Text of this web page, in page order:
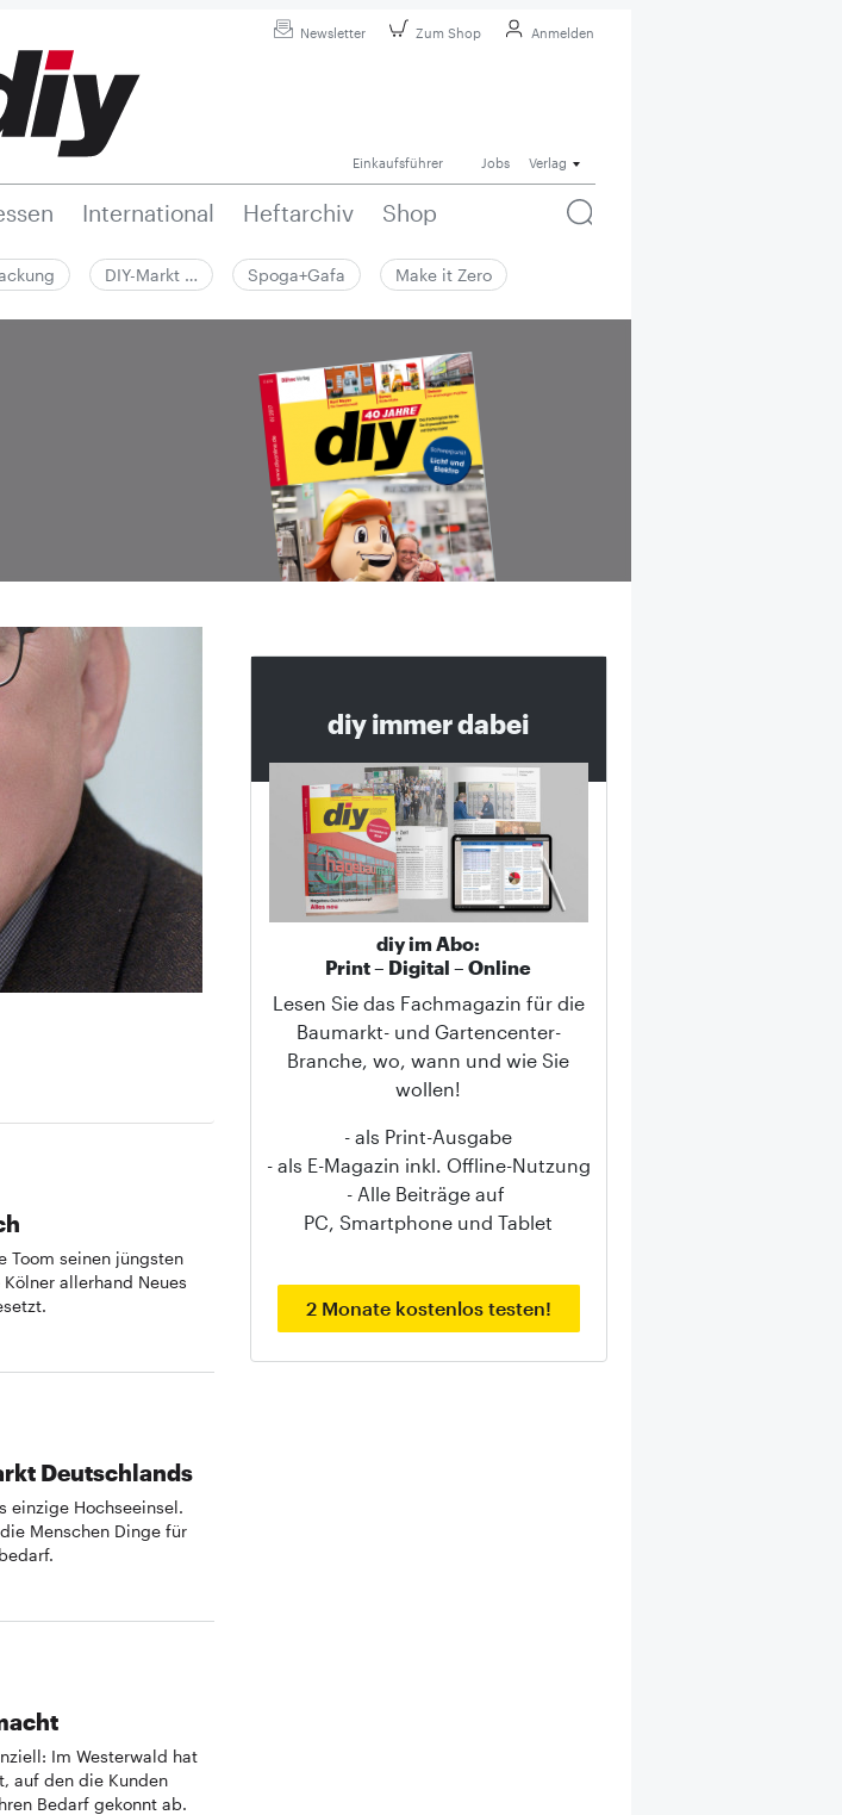
Newsletter Zum Shop Anmelden
Einkaufsführer Jobs Verlag
International Heftarchiv Shop
DIY-Markt … Spoga+Gafa Make it Zero
Toom seinen jüngsten
allerhand Neues
Deutschlands
einzige Hochseeinsel.
Menschen Dinge für
Im Westerwald hat
auf den die Kunden
Bedarf gekonnt ab.
diy immer dabei
diy im Abo:
Print – Digital – Online
Lesen Sie das Fachmagazin für die
Baumarkt- und Gartencenter-
Branche, wo, wann und wie Sie
wollen!
- als Print-Ausgabe
- als E-Magazin inkl. Offline-Nutzung
- Alle Beiträge auf
PC, Smartphone und Tablet
2 Monate kostenlos testen!